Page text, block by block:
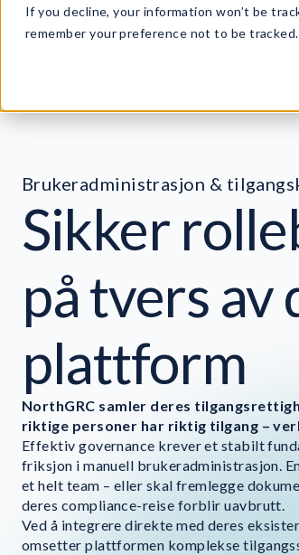
If you decline, your information won’t be
remember your preference not to be tracked.
Brukeradministrasjon &
Sikker
på tvers av
plattform
NorthGRC samler deres
riktige personer har riktig tilgang –
Effektiv governance krever et stabilt
friksjon i manuell brukeradministrasjon.
et helt team – eller skal fremlegge
deres compliance-reise forblir uavbrutt.
Ved å integrere direkte med deres
omsetter plattformen komplekse